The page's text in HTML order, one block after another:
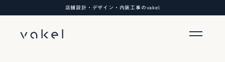
店舗設計・デザイン・内装工事のvakel